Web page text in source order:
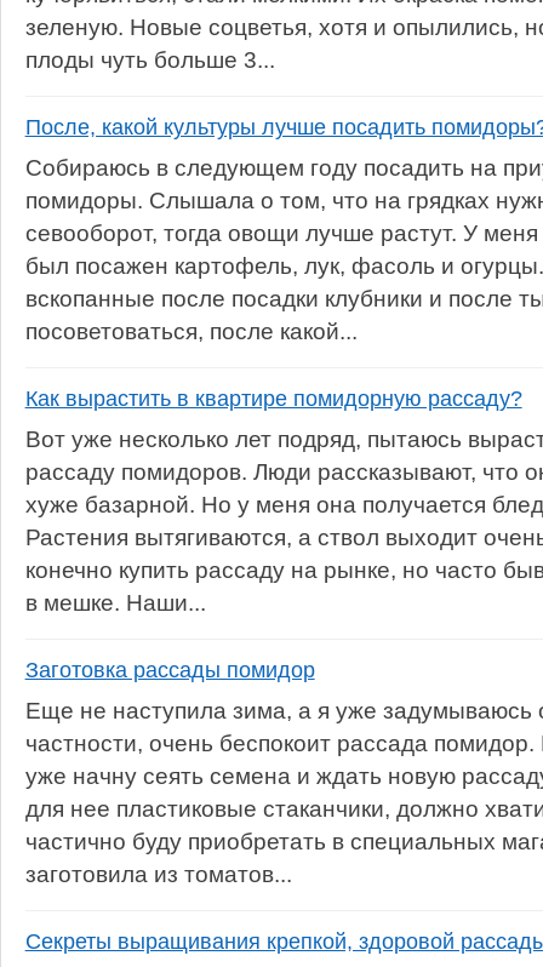
зеленую. Новые соцветья, хотя и опылились,
плоды чуть больше 3...
После, какой культуры лучше посадить
Собираюсь в следующем году посадить на
помидоры. Слышала о том, что на грядках
севооборот, тогда овощи лучше растут. У
был посажен картофель, лук, фасоль и
вскопанные после посадки клубники и после
посоветоваться, после какой...
Как вырастить в квартире помидорную рассаду?
Вот уже несколько лет подряд, пытаюсь
рассаду помидоров. Люди рассказывают, что
хуже базарной. Но у меня она получается
Растения вытягиваются, а ствол выходит
конечно купить рассаду на рынке, но часто
в мешке. Наши...
Заготовка рассады помидор
Еще не наступила зима, а я уже задумываюсь
частности, очень беспокоит рассада
уже начну сеять семена и ждать новую
для нее пластиковые стаканчики, должно
частично буду приобретать в специальных
заготовила из томатов...
Секреты выращивания крепкой, здоровой